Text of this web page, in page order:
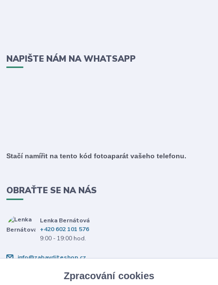
NAPIŠTE NÁM NA WHATSAPP
Stačí namířit na tento kód fotoaparát vašeho telefonu.
OBRAŤTE SE NA NÁS
Lenka Bernátová
+420 602 101 576
9:00 - 19:00 hod.
info@zabavditeshop.cz
Zpracování cookies